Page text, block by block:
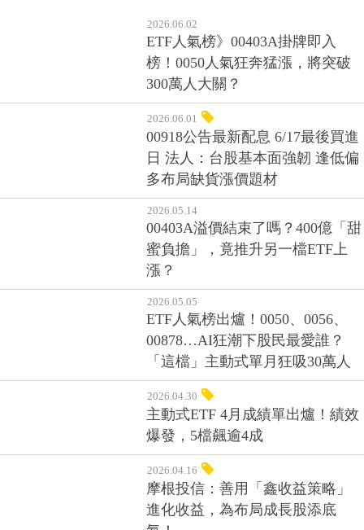
2026.06.02
ETF人氣榜》00403A掛牌即入
榜！0050人氣狂奔猛漲，將突破
300萬人大關？
2026.06.01
00918公告最新配息 6/17最後買進
日 法人：台股基本面強韌 逢低偏
多布局缺貨漲價題材
2026.05.14
00403A溢價結束了嗎？400億「甜
蜜負擔」，竟推升另一檔ETF上
漲？
2026.05.05
ETF人氣榜出爐！0050、0056、
00878…AI狂潮下股民最愛誰？
「這檔」主動式單月狂吸30萬人
2026.04.30
主動式ETF 4月成績單出爐！績效
爆發，5檔飆逾4成
2026.04.16
摩根投信：善用「鑫收益策略」
進化收益，為布局成長股添底